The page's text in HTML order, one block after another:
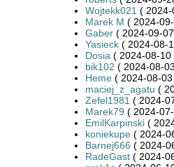
Wojtekk021 ( 2024-
Marek M ( 2024-
Gaber( 2024-09-
Yasieck( 2024-08-
Dosia ( 2024-08-10
bik102 ( 2024-08-
Heme( 2024-08-03
maciej_z_agatu (
Zefel1981 ( 2024-
Marek79 ( 2024-
EmilKarpinski(
koniekupe( 2024-
Barnej666 ( 2024-
RadeGast( 2024-